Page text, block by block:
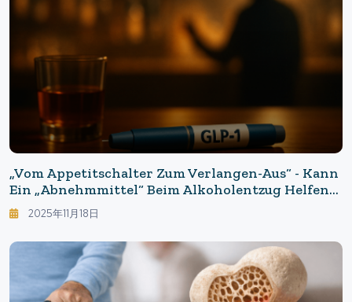
„Vom Appetitschalter Zum Verlangen-Aus“ - Kann
Ein „Abnehmmittel“ Beim Alkoholentzug Helfen?
Die Vorderste Front Der GLP-1 Und
Suchtbehandlung
2025年11月18日